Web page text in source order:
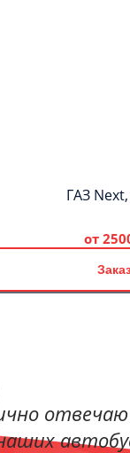
ГАЗ
от
отвечаю